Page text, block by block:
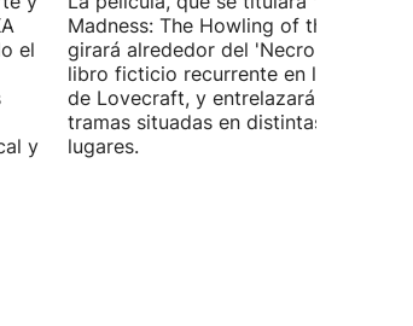
el
y
Madness: The Howling of the Jinn',
girará alrededor del 'Necronomicón',
libro ficticio recurrente en los relatos
de Lovecraft, y entrelazará varias
tramas situadas en distintas épocas y
lugares.